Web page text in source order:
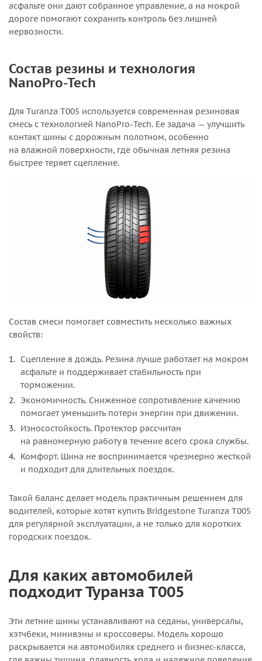
асфальте они дают собранное управление, а на мокрой
дороге помогают сохранить контроль без лишней
нервозности.
Состав резины и технология
NanoPro-Tech
Для Turanza T005 используется современная резиновая
смесь с технологией NanoPro-Tech. Ее задача — улучшить
контакт шины с дорожным полотном, особенно
на влажной поверхности, где обычная летняя резина
быстрее теряет сцепление.
Состав смеси помогает совместить несколько важных
свойств:
Сцепление в дождь. Резина лучше работает на мокром
асфальте и поддерживает стабильность при
торможении.
Экономичность. Сниженное сопротивление качению
помогает уменьшить потери энергии при движении.
Износостойкость. Протектор рассчитан
на равномерную работу в течение всего срока службы.
Комфорт. Шина не воспринимается чрезмерно жесткой
и подходит для длительных поездок.
Такой баланс делает модель практичным решением для
водителей, которые хотят купить Bridgestone Turanza T005
для регулярной эксплуатации, а не только для коротких
городских поездок.
Для каких автомобилей
подходит Туранза T005
Эти летние шины устанавливают на седаны, универсалы,
хэтчбеки, минивэны и кроссоверы. Модель хорошо
раскрывается на автомобилях среднего и бизнес-класса,